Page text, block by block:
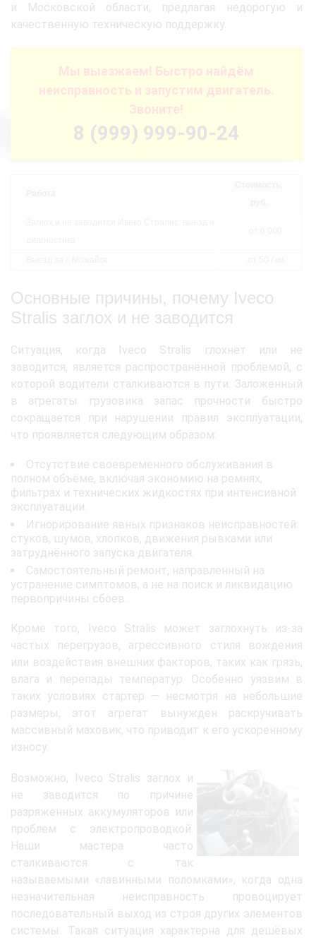
и Московской области, предлагая недорогую и
качественную техническую поддержку.
Мы выезжаем! Быстро найдём
неисправность и запустим двигатель.
Звоните!
8 (999) 999-90-24
Основные причины, почему Iveco
Stralis заглох и не заводится
Ситуация, когда Iveco Stralis глохнет или не
заводится, является распространённой проблемой, с
которой водители сталкиваются в пути. Заложенный
в агрегаты грузовика запас прочности быстро
сокращается при нарушении правил эксплуатации,
что проявляется следующим образом:
Отсутствие своевременного обслуживания в
полном объёме, включая экономию на ремнях,
фильтрах и технических жидкостях при интенсивной
эксплуатации.
Игнорирование явных признаков неисправностей:
стуков, шумов, хлопков, движения рывками или
затруднённого запуска двигателя.
Самостоятельный ремонт, направленный на
устранение симптомов, а не на поиск и ликвидацию
первопричины сбоев.
Кроме того, Iveco Stralis может заглохнуть из-за
частых перегрузов, агрессивного стиля вождения
или воздействия внешних факторов, таких как грязь,
влага и перепады температур. Особенно уязвим в
таких условиях стартер — несмотря на небольшие
размеры, этот агрегат вынужден раскручивать
массивный маховик, что приводит к его ускоренному
износу.
Возможно, Iveco Stralis заглох и
не заводится по причине
разряженных аккумуляторов или
проблем с электропроводкой.
Наши мастера часто
сталкиваются с так
называемыми «лавинными поломками», когда одна
незначительная неисправность провоцирует
последовательный выход из строя других элементов
системы. Такая ситуация характерна для дешёвых